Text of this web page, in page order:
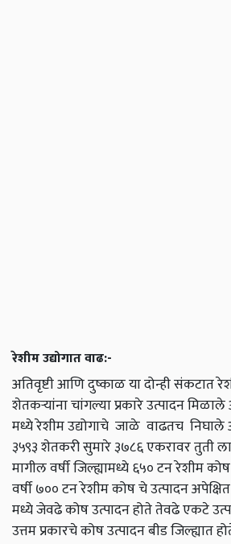
रेशीम उद्योगात वाढ:-
अतिवृष्टी आणि दुष्काळ या दोन्ही संकटात
शेतकऱ्यांना चांगल्या प्रकारे उत्पादन
मध्ये रेशीम उद्योगाचे जाळे वाढतच निघाले
३५९३ शेतकरी सुमारे ३७८६ एकरावर तुती
मागील वर्षी जिल्ह्यामध्ये ६५० टन रेशीम
वर्षी ७०० टन रेशीम कोष चे उत्पादन अपेक्षित
मध्ये जेवढे कोष उत्पादन होते तेवढे एकटे
उत्तम प्रकारचे कोष उत्पादन बीड जिल्ह्यात